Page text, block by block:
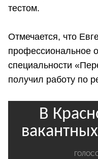
тестом.
Отмечается, что
профессиональное
специальности
получил работу по